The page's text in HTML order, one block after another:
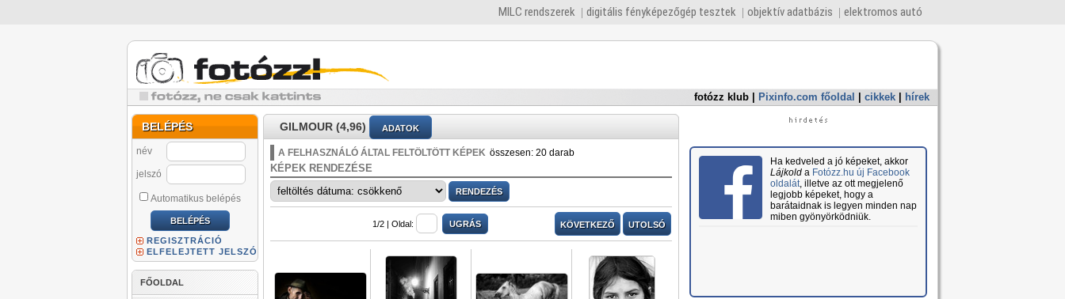
MILC rendszerek digitális fényképezőgép tesztek objektív adatbázis elektromos autó
fotózz klub Pixinfo.com főoldal cikkek hírek
BELÉPÉS
név
jelszó
Automatikus belépés
REGISZTRÁCIÓ
ELFELEJTETT JELSZÓ
FŐOLDAL
GILMOUR (4,96) ADATOK
A FELHASZNÁLÓ ÁLTAL FELTÖLTÖTT KÉPEK összesen: 20 darab
KÉPEK RENDEZÉSE
1/2 | Oldal: KÖVETKEZŐ UTOLSÓ
Ha kedveled a jó képeket, akkor
Lájkolda Fotózz.hu új Facebook
oldalát, illetve az ott megjelenő
legjobb képeket, hogy a
barátaidnak is legyen minden nap
miben gyönyörködniük.